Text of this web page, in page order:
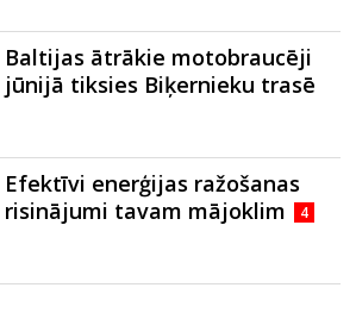
Baltijas ātrākie motobraucēji
jūnijā tiksies Biķernieku trasē
Efektīvi enerģijas ražošanas
risinājumi tavam mājoklim
4